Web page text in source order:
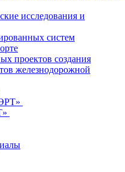
исследования и
систем
проектов создания
железнодорожной